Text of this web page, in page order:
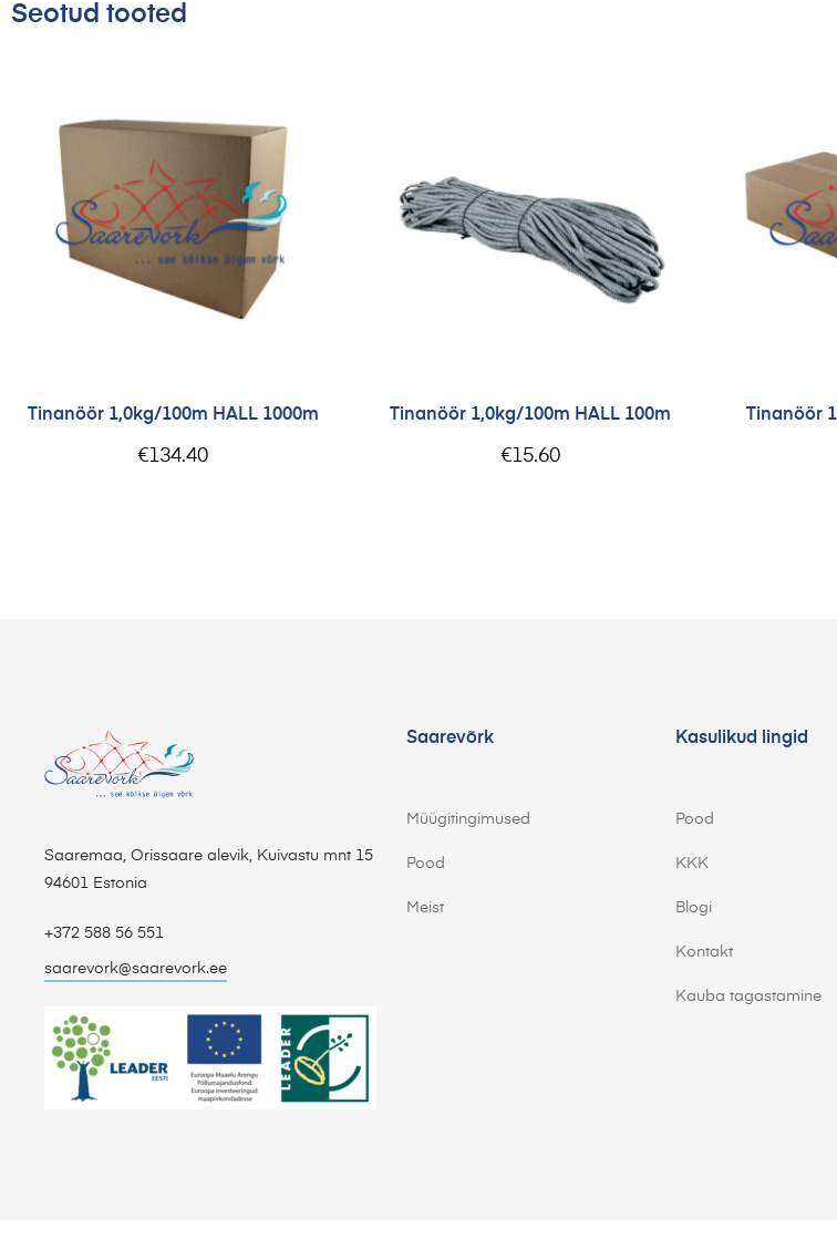
Seotud tooted
Tinanöör 1,0kg/100m HALL 1000m
€134.40
Tinanöör 1,0kg/100m HALL 100m
€15.60
Tinanöör
Saaremaa, Orissaare alevik, Kuivastu mnt 15
94601 Estonia
+372 588 56 551
saarevork@saarevork.ee
Saarevõrk
Müügitingimused
Pood
Meist
Kasulikud lingid
Pood
KKK
Blogi
Kontakt
Kauba tagastamine